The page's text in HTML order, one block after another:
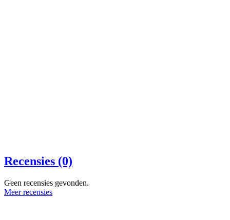
Recensies (0)
Geen recensies gevonden.
Meer recensies